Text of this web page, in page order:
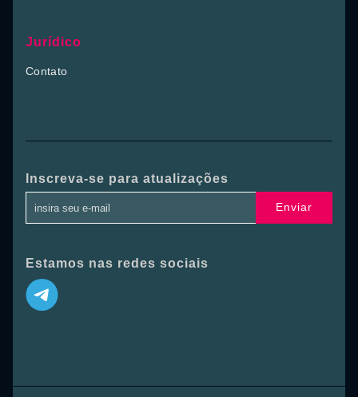
Jurídico
Contato
Inscreva-se para atualizações
Enviar
Estamos nas redes sociais